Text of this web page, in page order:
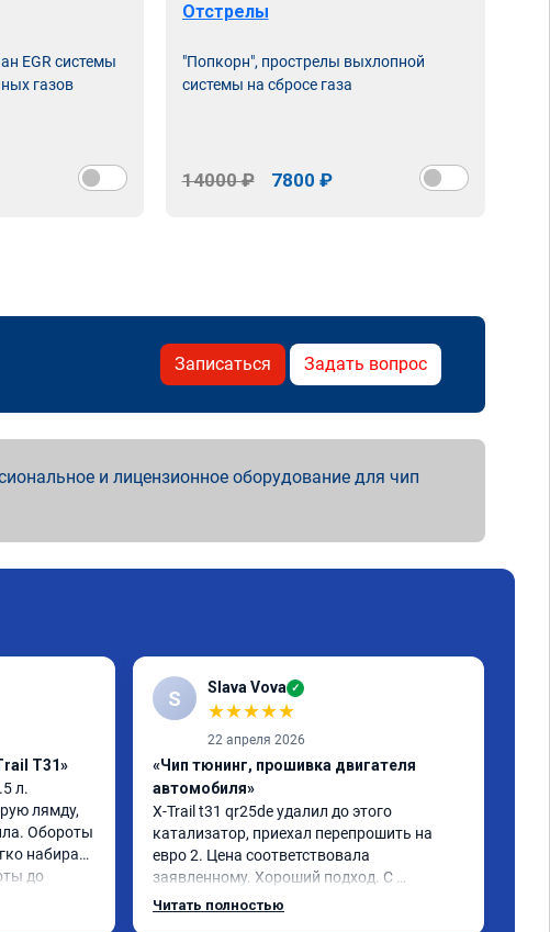
EGR системы
газов
Отстрелы
"Попкорн", прострелы выхлопной
системы на сбросе газа
14000 ₽ 7800 ₽
Записаться Задать вопрос
и лицензионное оборудование для чип
T31»
л.
лямду,
Обороты
набирает
до
12л.
S Slava Vova ✓
★★★★★
22 апреля 2026
«Чип тюнинг, прошивка двигателя
автомобиля»
X-Trail t31 qr25de удалил до этого
катализатор, приехал перепрошить на
евро 2. Цена соответствовала
заявленному. Хороший подход. С
уважением общались. Благодарю за
Читать полностью